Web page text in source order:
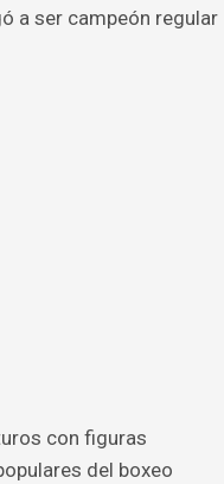
a ser campeón regular
con figuras
del boxeo